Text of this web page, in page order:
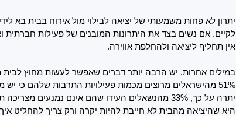
יתרון לא פחות משמעותי של יציאה לבילוי מול אירוח בבית בא
לקיים. אם נשים בצד את היתרונות המובנים של פעילות חברתית
אין תחליף ליציאה ולהחלפת אווירה.
במילים אחרות, יש הרבה יותר דברים שאפשר לעשות מחוץ לבית
51% מהישראלים מרוצים מכמות פעילויות התרבות שלהם כי יש
יתרה על כך, 33% מהנשאלים העידו שהם אינם נמנעים
היא שהיציאה מהבית לא חייבת להיות יקרה ורק צריך להחליט